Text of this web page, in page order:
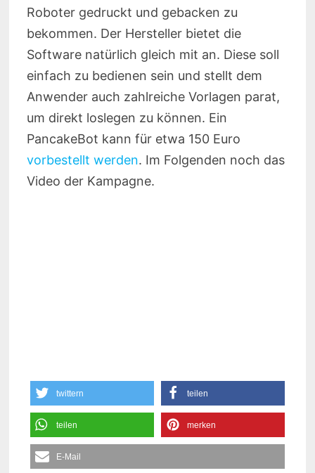
Roboter gedruckt und gebacken zu
bekommen. Der Hersteller bietet die
Software natürlich gleich mit an. Diese soll
einfach zu bedienen sein und stellt dem
Anwender auch zahlreiche Vorlagen parat,
um direkt loslegen zu können. Ein
PancakeBot kann für etwa 150 Euro
vorbestellt werden. Im Folgenden noch das
Video der Kampagne.
twittern teilen
teilen merken
E-Mail